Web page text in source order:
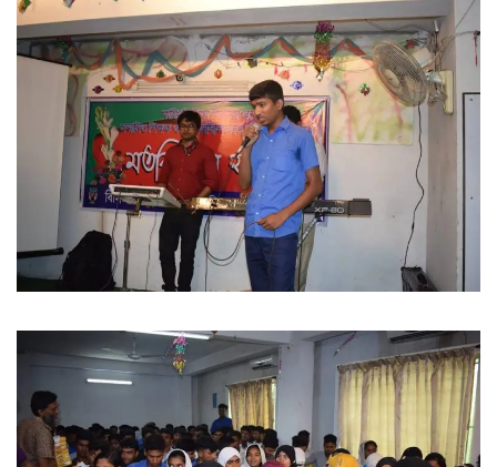
FACEBOOK PRIMARY PAGE
FACEBOOK SECONDARY PAGE
USEFUL LINKS
University of Rajshahi
Directorate of Technical Education
Directorate of Secondary and Higher Education
Bangladesh Technical Education Board, Dhaka